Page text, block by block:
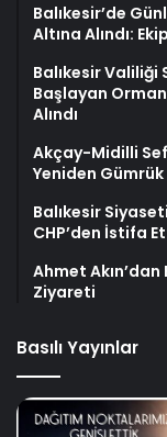
Balıkesir’de
Altına Alındı:
Balıkesir Valiliği
Başlayan
Alındı
Akçay-Midilli
Yeniden Gümrük
Balıkesir
CHP’den İstifa
Ahmet
Ziyareti
Basılı Yayınlar